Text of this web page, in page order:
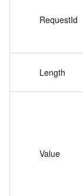
RequestId
Length
Value